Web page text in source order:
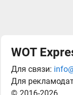
WOT
Для связи:
Для